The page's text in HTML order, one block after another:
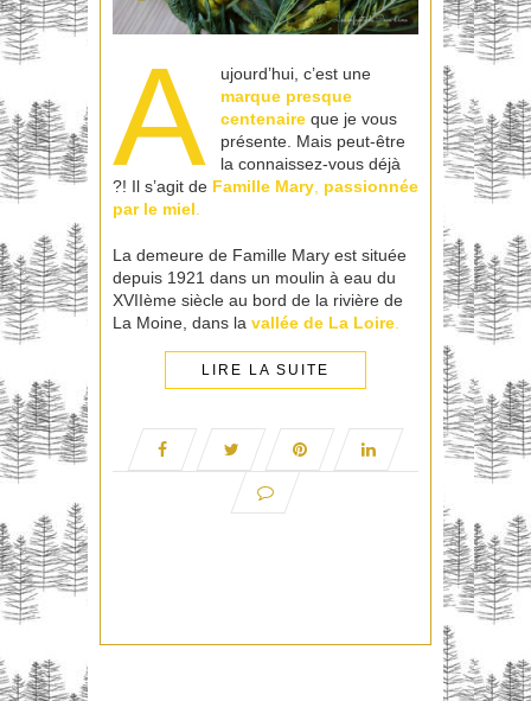
A
ujourd’hui, c’est une
marque presque
centenaire que je vous
présente. Mais peut-être
la connaissez-vous déjà
?! Il s’agit de Famille Mary, passionnée
par le miel.
La demeure de Famille Mary est située
depuis 1921 dans un moulin à eau du
XVIIème siècle au bord de la rivière de
La Moine, dans la vallée de La Loire.
LIRE LA SUITE